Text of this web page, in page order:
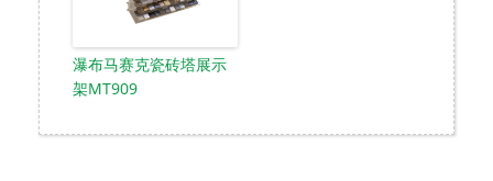
瀑布马赛克瓷砖塔展示
架MT909